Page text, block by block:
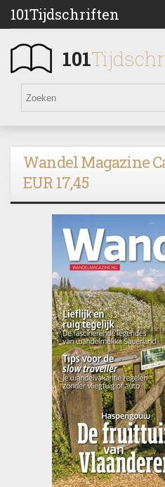
101Tijdschriften
101
Wandel Magazine
EUR 17,45